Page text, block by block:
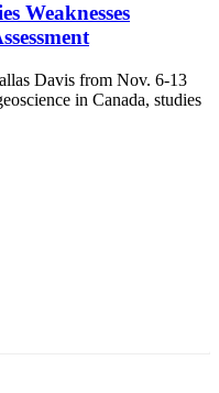
Weaknesses
Davis from Nov. 6-13
in Canada, studies